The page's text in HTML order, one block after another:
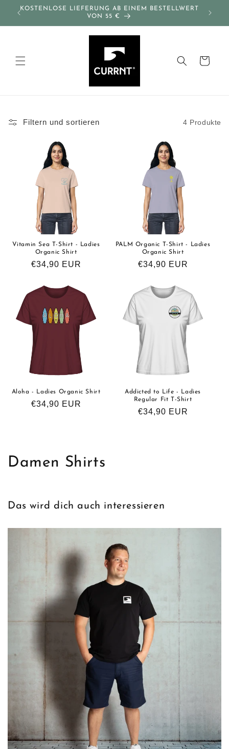
zum
KOSTENLOSE LIEFERUNG AB EINEM BESTELLWERT
VON 55 €
Warenkorb
Filtern und sortieren 4 Produkte
Vitamin Sea T-Shirt - Ladies
Organic Shirt
Normaler
€34,90 EUR
PALM Organic T-Shirt - Ladies
Organic Shirt
Normaler
€34,90 EUR
Aloha - Ladies Organic Shirt
Normaler
€34,90 EUR
Addicted to Life - Ladies
Regular Fit T-Shirt
Normaler
€34,90 EUR
K
t
e
Damen Shirts
Das wird dich auch interessieren